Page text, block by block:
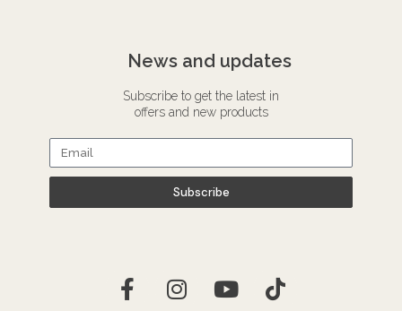
News and updates
Subscribe to get the latest in
offers and new products
Subscribe